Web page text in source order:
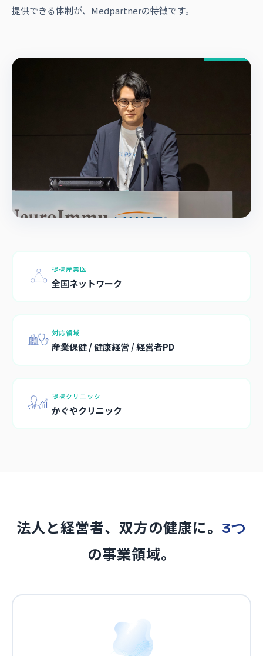
提供できる体制が、Medpartnerの特徴です。
提携産業医
全国ネットワーク
対応領域
産業保健 / 健康経営 / 経営者PD
提携クリニック
かぐやクリニック
法人と経営者、双方の健康に。 3つ
の事業領域。